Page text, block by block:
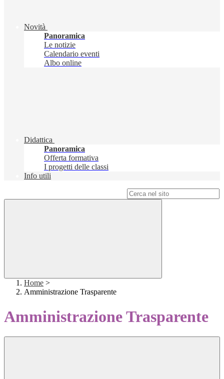
Novità
Panoramica
Le notizie
Calendario eventi
Albo online
Didattica
Panoramica
Offerta formativa
I progetti delle classi
Info utili
Home >
Amministrazione Trasparente
Amministrazione Trasparente